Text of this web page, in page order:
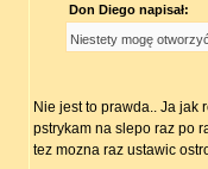
Don Diego napisał:
Niestety mogę
Nie jest to prawda.. Ja jak
pstrykam na slepo raz po
tez mozna raz ustawic